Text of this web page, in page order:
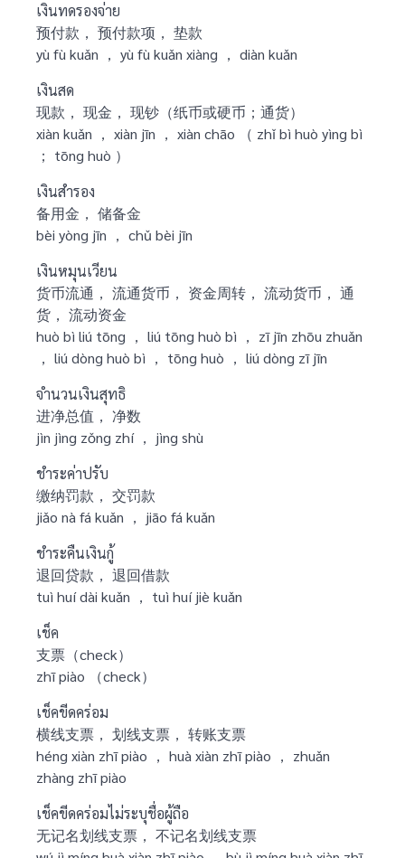
เงินทดรองจ่าย
预付款， 预付款项， 垫款
yù fù kuǎn ， yù fù kuǎn xiàng ， diàn kuǎn
เงินสด
现款， 现金， 现钞（纸币或硬币；通货）
xiàn kuǎn ， xiàn jīn ， xiàn chāo （ zhǐ bì huò yìng bì
； tōng huò ）
เงินสำรอง
备用金， 储备金
bèi yòng jīn ， chǔ bèi jīn
เงินหมุนเวียน
货币流通， 流通货币， 资金周转， 流动货币， 通
货， 流动资金
huò bì liú tōng ， liú tōng huò bì ， zī jīn zhōu zhuǎn
， liú dòng huò bì ， tōng huò ， liú dòng zī jīn
จำนวนเงินสุทธิ
进净总值， 净数
jìn jìng zǒng zhí ， jìng shù
ชำระค่าปรับ
缴纳罚款， 交罚款
jiǎo nà fá kuǎn ， jiāo fá kuǎn
ชำระคืนเงินกู้
退回贷款， 退回借款
tuì huí dài kuǎn ， tuì huí jiè kuǎn
เช็ค
支票（check）
zhī piào （check）
เช็คขีดคร่อม
横线支票， 划线支票， 转账支票
héng xiàn zhī piào ， huà xiàn zhī piào ， zhuǎn
zhàng zhī piào
เช็คขีดคร่อมไม่ระบุชื่อผู้ถือ
无记名划线支票， 不记名划线支票